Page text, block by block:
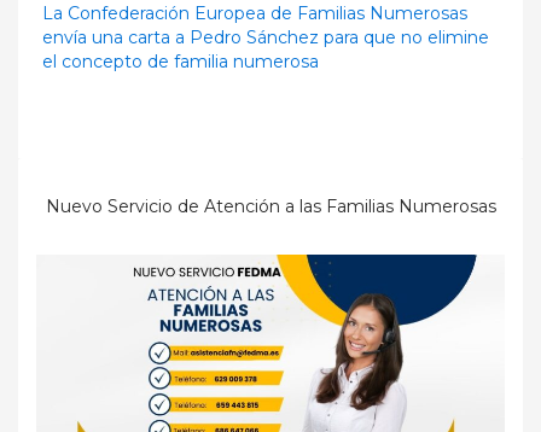
La Confederación Europea de Familias Numerosas
envía una carta a Pedro Sánchez para que no elimine
el concepto de familia numerosa
Nuevo Servicio de Atención a las Familias Numerosas